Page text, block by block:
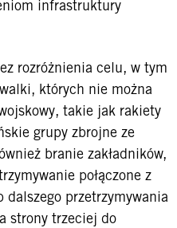
infrastruktury
rozróżnienia celu, w tym
których nie można
takie jak rakiety
grupy zbrojne ze
branie zakładników,
połączone z
przetrzymywania
strony trzeciej do